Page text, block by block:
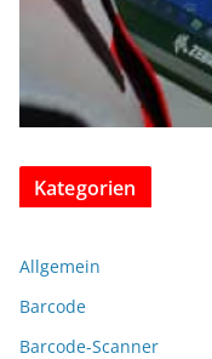
Kategorien
Allgemein
Barcode
Barcode-Scanner